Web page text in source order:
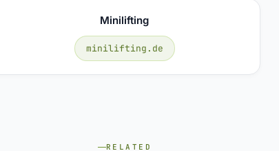
Minilifting
minilifting.de
RELATED